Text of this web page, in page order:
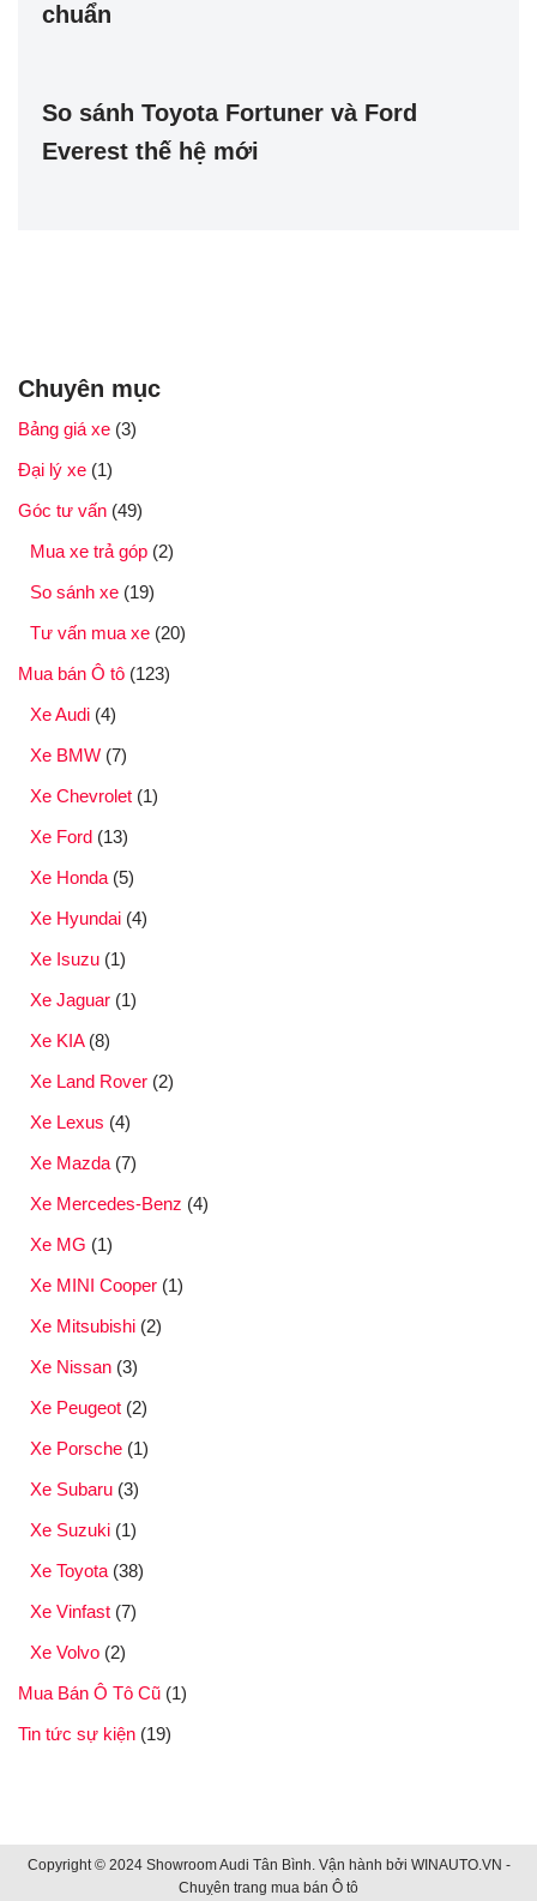
chuẩn
So sánh Toyota Fortuner và Ford
Everest thế hệ mới
Chuyên mục
Bảng giá xe (3)
Đại lý xe (1)
Góc tư vấn (49)
Mua xe trả góp (2)
So sánh xe (19)
Tư vấn mua xe (20)
Mua bán Ô tô (123)
Xe Audi (4)
Xe BMW (7)
Xe Chevrolet (1)
Xe Ford (13)
Xe Honda(5)
Xe Hyundai (4)
Xe Isuzu (1)
Xe Jaguar (1)
Xe KIA(8)
Xe Land Rover (2)
Xe Lexus (4)
Xe Mazda(7)
Xe Mercedes-Benz (4)
Xe MG (1)
Xe MINI Cooper (1)
Xe Mitsubishi (2)
Xe Nissan (3)
Xe Peugeot (2)
Xe Porsche (1)
Xe Subaru (3)
Xe Suzuki (1)
Xe Toyota(38)
Xe Vinfast (7)
Xe Volvo (2)
Mua Bán Ô Tô Cũ (1)
Tin tức sự kiện (19)
Copyright © 2024 Showroom Audi Tân Bình. Vận hành bởi WINAUTO.VN -
Chuỵên trang mua bán Ô tô